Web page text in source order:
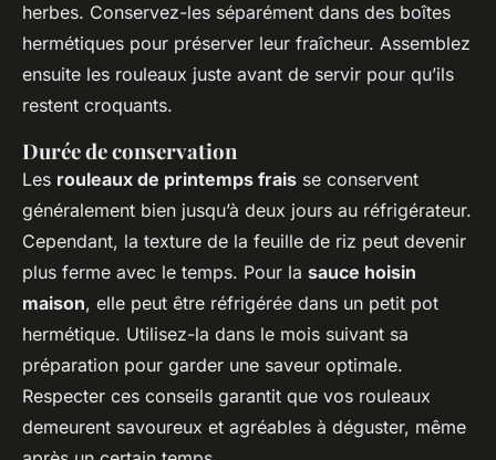
herbes. Conservez-les séparément dans des boîtes
hermétiques pour préserver leur fraîcheur. Assemblez
ensuite les rouleaux juste avant de servir pour qu’ils
restent croquants.
Durée de conservation
Les rouleaux de printemps frais se conservent
généralement bien jusqu’à deux jours au réfrigérateur.
Cependant, la texture de la feuille de riz peut devenir
plus ferme avec le temps. Pour la sauce hoisin
maison, elle peut être réfrigérée dans un petit pot
hermétique. Utilisez-la dans le mois suivant sa
préparation pour garder une saveur optimale.
Respecter ces conseils garantit que vos rouleaux
demeurent savoureux et agréables à déguster, même